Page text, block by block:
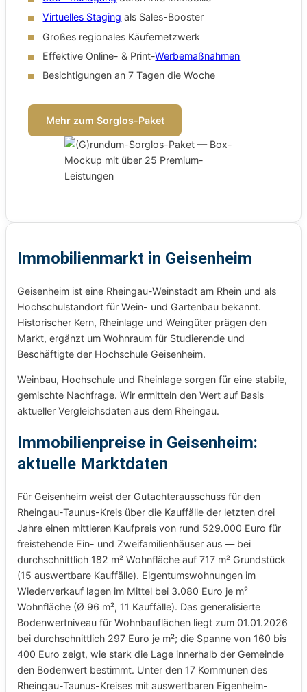
Virtuelles Staging als Sales-Booster
Großes regionales Käufernetzwerk
Effektive Online- & Print-Werbemaßnahmen
Besichtigungen an 7 Tagen die Woche
Mehr zum Sorglos-Paket
Immobilienmarkt in Geisenheim
Geisenheim ist eine Rheingau-Weinstadt am Rhein und als
Hochschulstandort für Wein- und Gartenbau bekannt.
Historischer Kern, Rheinlage und Weingüter prägen den
Markt, ergänzt um Wohnraum für Studierende und
Beschäftigte der Hochschule Geisenheim.
Weinbau, Hochschule und Rheinlage sorgen für eine stabile,
gemischte Nachfrage. Wir ermitteln den Wert auf Basis
aktueller Vergleichsdaten aus dem Rheingau.
Immobilienpreise in Geisenheim:
aktuelle Marktdaten
Für Geisenheim weist der Gutachterausschuss für den
Rheingau-Taunus-Kreis über die Kauffälle der letzten drei
Jahre einen mittleren Kaufpreis von rund 529.000 Euro für
freistehende Ein- und Zweifamilienhäuser aus — bei
durchschnittlich 182 m² Wohnfläche auf 717 m² Grundstück
(15 auswertbare Kauffälle). Eigentumswohnungen im
Wiederverkauf lagen im Mittel bei 3.080 Euro je m²
Wohnfläche (Ø 96 m², 11 Kauffälle). Das generalisierte
Bodenwertniveau für Wohnbauflächen liegt zum 01.01.2026
bei durchschnittlich 297 Euro je m²; die Spanne von 160 bis
400 Euro zeigt, wie stark die Lage innerhalb der Gemeinde
den Bodenwert bestimmt. Unter den 17 Kommunen des
Rheingau-Taunus-Kreises mit auswertbaren Eigenheim-